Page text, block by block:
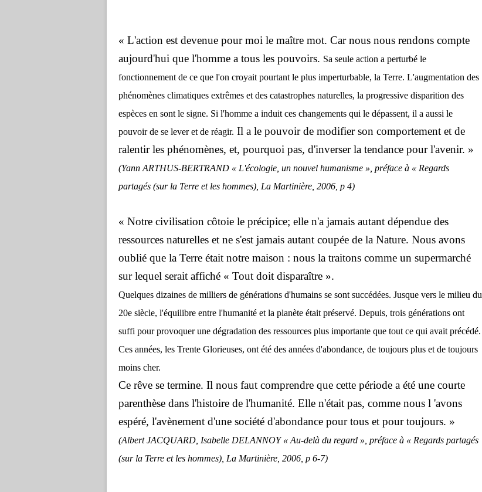
« L'action est devenue pour moi le maître mot. Car nous nous rendons compte
aujourd'hui que l'homme a tous les pouvoirs. Sa seule action a perturbé le
fonctionnement de ce que l'on croyait pourtant le plus imperturbable, la Terre. L'augmentation des
phénomènes climatiques extrêmes et des catastrophes naturelles, la progressive disparition des
espèces en sont le signe. Si l'homme a induit ces changements qui le dépassent, il a aussi le
pouvoir de se lever et de réagir. Il a le pouvoir de modifier son comportement et de
ralentir les phénomènes, et, pourquoi pas, d'inverser la tendance pour l'avenir. »
(Yann ARTHUS-BERTRAND « L'écologie, un nouvel humanisme », préface à « Regards
partagés (sur la Terre et les hommes), La Martinière, 2006, p 4)
« Notre civilisation côtoie le précipice; elle n'a jamais autant dépendue des
ressources naturelles et ne s'est jamais autant coupée de la Nature. Nous avons
oublié que la Terre était notre maison : nous la traitons comme un supermarché
sur lequel serait affiché « Tout doit disparaître ».
Quelques dizaines de milliers de générations d'humains se sont succédées. Jusque vers le milieu du
20e siècle, l'équilibre entre l'humanité et la planète était préservé. Depuis, trois générations ont
suffi pour provoquer une dégradation des ressources plus importante que tout ce qui avait précédé.
Ces années, les Trente Glorieuses, ont été des années d'abondance, de toujours plus et de toujours
moins cher.
Ce rêve se termine. Il nous faut comprendre que cette période a été une courte
parenthèse dans l'histoire de l'humanité. Elle n'était pas, comme nous l 'avons
espéré, l'avènement d'une société d'abondance pour tous et pour toujours. »
(Albert JACQUARD, Isabelle DELANNOY « Au-delà du regard », préface à « Regards partagés
(sur la Terre et les hommes), La Martinière, 2006, p 6-7)